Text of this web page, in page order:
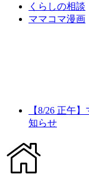
くらしの相談
ママコマ漫画
【8/26 正午
知らせ